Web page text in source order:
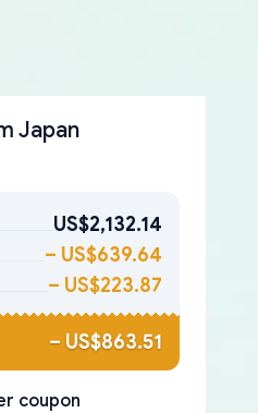
Japan
US$2,132.14
– US$639.64
– US$223.87
– US$863.51
coupon